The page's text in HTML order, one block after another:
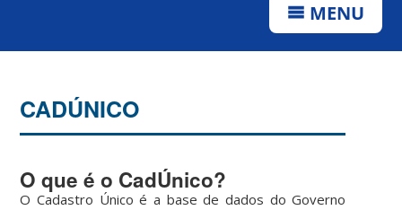
MENU
CADÚNICO
O que é o CadÚnico?
O Cadastro Único é a base de dados do Governo